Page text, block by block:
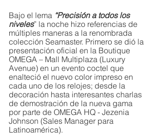
Bajo el lema “Precisión a todos los
niveles” la noche hizo referencias de
múltiples maneras a la renombrada
colección Seamaster. Primero se dió la
presentación oficial en la Boutique
OMEGA – Mall Multiplaza (Luxury
Avenue) en un evento coctel que
enalteció el nuevo color impreso en
cada uno de los relojes; desde la
decoración hasta interesantes charlas
de demostración de la nueva gama
por parte de OMEGA HQ - Jezenia
Johnson (Sales Manager para
Latinoamérica).